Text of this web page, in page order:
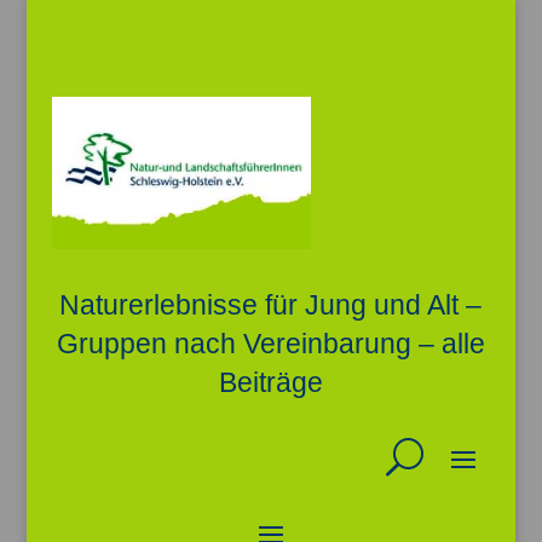
Naturerlebnisse für Jung und Alt –
Gruppen nach Vereinbarung – alle
Beiträge